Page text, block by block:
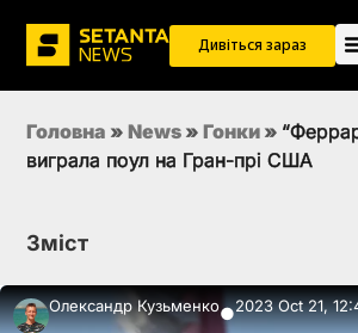
Дивіться зараз
Головна » News » Гонки »
виграла поул на Гран-прі США
Зміст
Олександр Кузьменко●2023 Oct 21,